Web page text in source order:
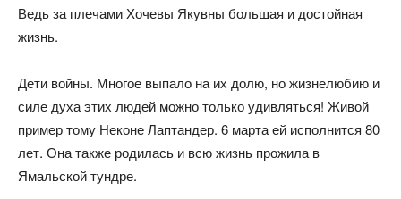
Ведь за плечами Хочевы Якувны большая и достойная
жизнь.
Дети войны. Многое выпало на их долю, но жизнелюбию и
силе духа этих людей можно только удивляться! Живой
пример тому Неконе Лаптандер. 6 марта ей исполнится 80
лет. Она также родилась и всю жизнь прожила в
Ямальской тундре.